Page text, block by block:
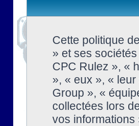
Cette politique
» et ses
CPC Rulez », «
», « eux », «
Group », «
collectées lors
vos informations